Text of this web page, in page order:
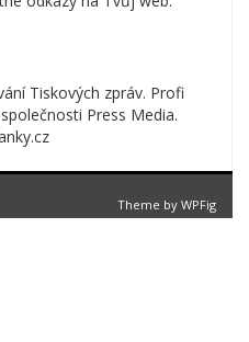
Tiskových zpráv. Profi
Press Media.
Theme by WPFig